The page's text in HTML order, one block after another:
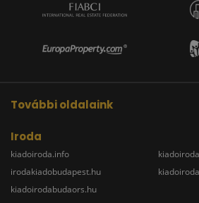
További oldalaink
Iroda
kiadoiroda.info
irodakiadobudapest.hu
kiadoirodabudaors.hu